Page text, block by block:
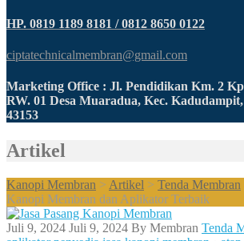
HP. 0819 1189 8181 / 0812 8650 0122
ciptatechnicalmembran@gmail.com
Marketing Office : Jl. Pendidikan Km. 2
RW. 01 Desa Muaradua, Kec.
43153
Artikel
Kanopi Membran > Artikel > Tenda Membran
Kanopi Membran dan Aplikator Terbaik
Juli 9, 2024 Juli 9, 2024 By Membran Tenda